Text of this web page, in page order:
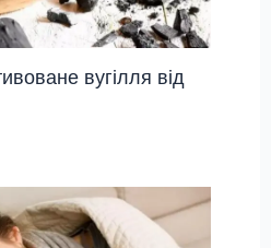
вугілля від